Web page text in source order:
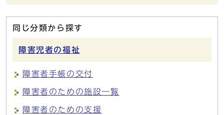
同じ分類から探す
障害児者の福祉
障害者手帳の交付
障害者のための施設一覧
障害者のための支援